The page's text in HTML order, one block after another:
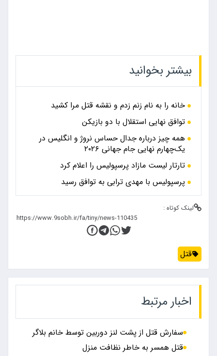
بیشتر بخوانید
خانه را به نام زنم زدم و نقشه قتل مرا کشید
توافق نهایی استقلال با دو بازیکن
همه چیز درباره جدال حساس نروژ و انگلیس در
یک‌چهارم نهایی جام جهانی ۲۰۲۶
تارتار لیست مازاد پرسپولیس را اعلام کرد
پرسپولیس با مهدی ترابی به توافق رسید
لینک کوتاه :
قتل
اخبار مرتبط
سفارش قتل از پشت لنز دوربین توسط خانم بلاگر
قتل همسر به خاطر نظافت منزل